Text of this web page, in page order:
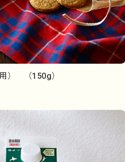
） （150g）